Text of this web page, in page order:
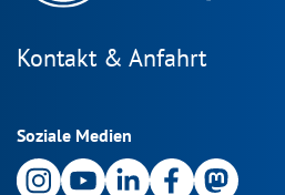
Kontakt & Anfahrt
Soziale Medien